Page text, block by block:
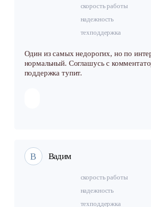
скорость работы
надежность
техподдержка
Один из самых недорогих, но по
нормальный. Соглашусь с
поддержка тупит.
В Вадим
скорость работы
надежность
техподдержка